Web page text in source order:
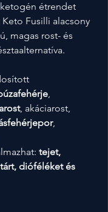
étrendet
Fusilli alacsony
magas rost- és
,
, akáciarost,
,
tejet,
dióféléket és